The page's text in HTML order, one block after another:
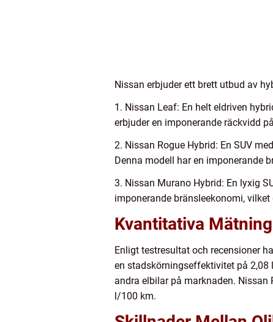
Nissan erbjuder ett brett utbud av
1. Nissan Leaf: En helt eldriven
erbjuder en imponerande räckvidd
2. Nissan Rogue Hybrid: En SUV
Denna modell har en imponerande
3. Nissan Murano Hybrid: En lyxig
imponerande bränsleekonomi,
Kvantitativa
Enligt testresultat och recensioner
en stadskörningseffektivitet på
andra elbilar på marknaden.
l/100 km.